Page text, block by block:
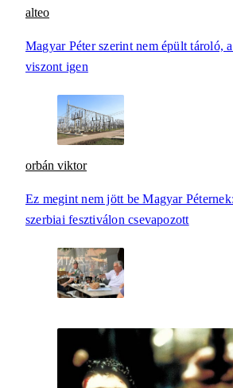
alteo
Magyar Péter szerint nem épült tároló,
viszont igen
orbán viktor
Ez megint nem jött be Magyar
szerbiai fesztiválon csevapozott